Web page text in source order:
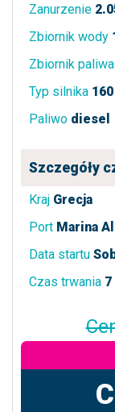
Zanurzenie
Zbiornik wody
Zbiornik paliwa
Typ silnika
Paliwo diesel
Szczegóły
Kraj Grecja
Port Marina
Data startu
Czas trwania